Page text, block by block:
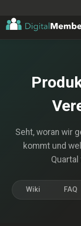
Seht, woran wir
kommt und
Wiki FAQ